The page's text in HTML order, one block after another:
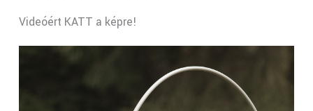
Videóért KATT a képre!